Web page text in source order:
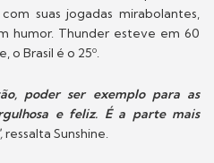
suas jogadas mirabolantes,
humor. Thunder esteve em 60
o Brasil é o 25º.
poder ser exemplo para as
e feliz. É a parte mais
,ressalta Sunshine.